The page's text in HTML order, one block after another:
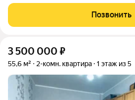
6,5 кв.м. В квартире сделан хороший
выровнены, полы залиты
Позвонить
3 500 000 ₽
55,6 м² 2-комн. квартира 1 этаж из 5